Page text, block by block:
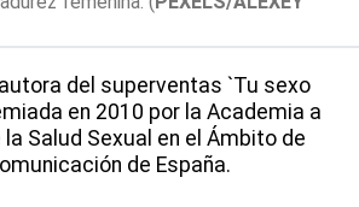
del superventas `Tu sexo
en 2010 por la Academia a
la Salud Sexual en el Ámbito de
de España.